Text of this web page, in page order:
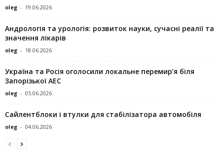
oleg - 19.06.2026
Андрологія та урологія: розвиток науки, сучасні реалії та
значення лікарів
oleg - 18.06.2026
Україна та Росія оголосили локальне перемир’я біля
Запорізької АЕС
oleg - 05.06.2026
Сайлентблоки і втулки для стабілізатора автомобіля
oleg - 04.06.2026